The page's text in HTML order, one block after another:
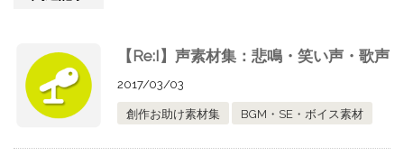
【Re:I】声素材集：悲鳴・笑い声・歌声
2017/03/03
創作お助け素材集 BGM・SE・ボイス素材